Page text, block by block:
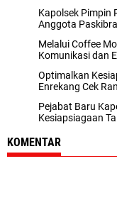
Kapolsek Pimpin
Anggota
Melalui Coffee
Komunikasi dan
Optimalkan
Enrekang Cek
Pejabat Baru
Kesiapsiagaan
KOMENTAR